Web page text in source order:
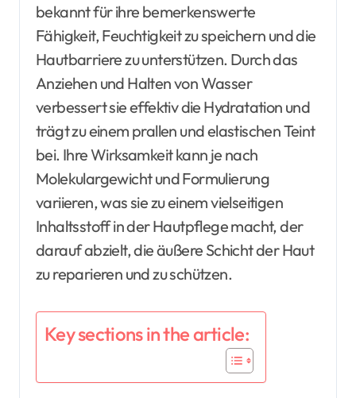
bekannt für ihre bemerkenswerte
Fähigkeit, Feuchtigkeit zu speichern und die
Hautbarriere zu unterstützen. Durch das
Anziehen und Halten von Wasser
verbessert sie effektiv die Hydratation und
trägt zu einem prallen und elastischen Teint
bei. Ihre Wirksamkeit kann je nach
Molekulargewicht und Formulierung
variieren, was sie zu einem vielseitigen
Inhaltsstoff in der Hautpflege macht, der
darauf abzielt, die äußere Schicht der Haut
zu reparieren und zu schützen.
Key sections in the article: